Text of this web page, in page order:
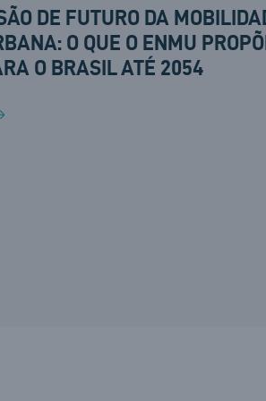
DE FUTURO DA
O QUE O ENMU
O BRASIL ATÉ 2054